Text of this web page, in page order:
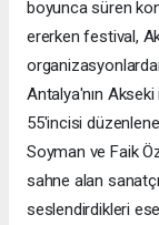
boyunca süren
ererken festival,
Antalya'nın Akseki
55'incisi
Soyman ve Faik
sahne alan
seslendirdikleri